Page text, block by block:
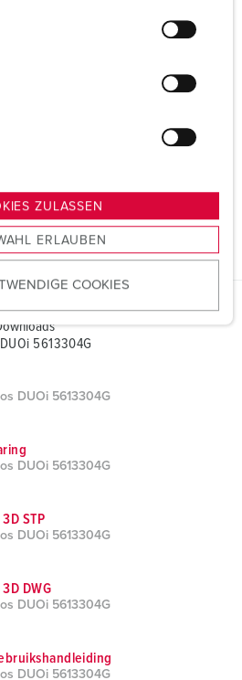
ZULASSEN
ERLAUBEN
COOKIES
5613304G
DUOi 5613304G
DUOi 5613304G
STP
DUOi 5613304G
DWG
DUOi 5613304G
DUOi 5613304G